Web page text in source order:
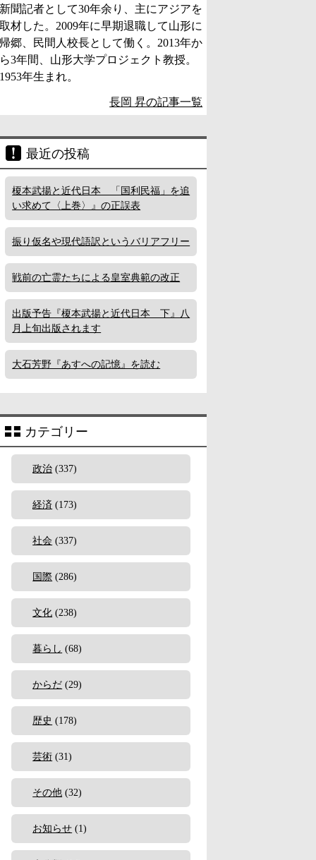
新聞記者として30年余り、主にアジアを
取材した。2009年に早期退職して山形に
帰郷、民間人校長として働く。2013年か
ら3年間、山形大学プロジェクト教授。
1953年生まれ。
長岡 昇の記事一覧
最近の投稿
榎本武揚と近代日本 「国利民福」を追
い求めて〈上巻〉』の正誤表
振り仮名や現代語訳というバリアフリー
戦前の亡霊たちによる皇室典範の改正
出版予告『榎本武揚と近代日本 下』八
月上旬出版されます
大石芳野『あすへの記憶』を読む
カテゴリー
政治 (337)
経済 (173)
社会 (337)
国際 (286)
文化 (238)
暮らし (68)
からだ (29)
歴史 (178)
芸術 (31)
その他 (32)
お知らせ (1)